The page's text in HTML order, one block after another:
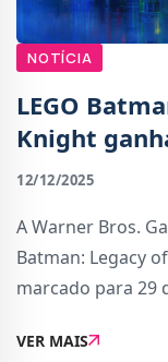
NOTÍCIA
LEGO
Knight
12/12/2025
A Warner Bros.
Batman: Legacy
marcado para 29
Store). O novo
VER MAIS